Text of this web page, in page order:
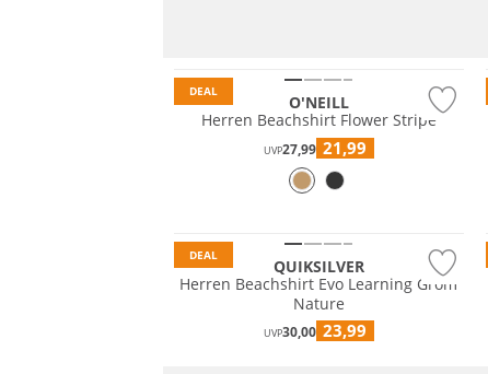
DEAL
O'NEILL
Herren Beachshirt Flower Stripe
UVP27,99 21,99
DEAL
QUIKSILVER
Herren Beachshirt Evo Learning Grom
Nature
UVP30,00 23,99